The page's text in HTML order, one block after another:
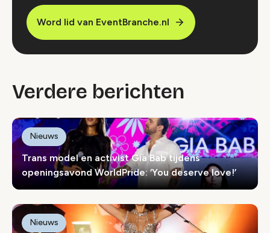
Word lid van EventBranche.nl
Verdere berichten
Trans model en activist Gia Bab tijdens
openingsavond WorldPride: ‘You deserve love!’
Nieuws
Nieuws